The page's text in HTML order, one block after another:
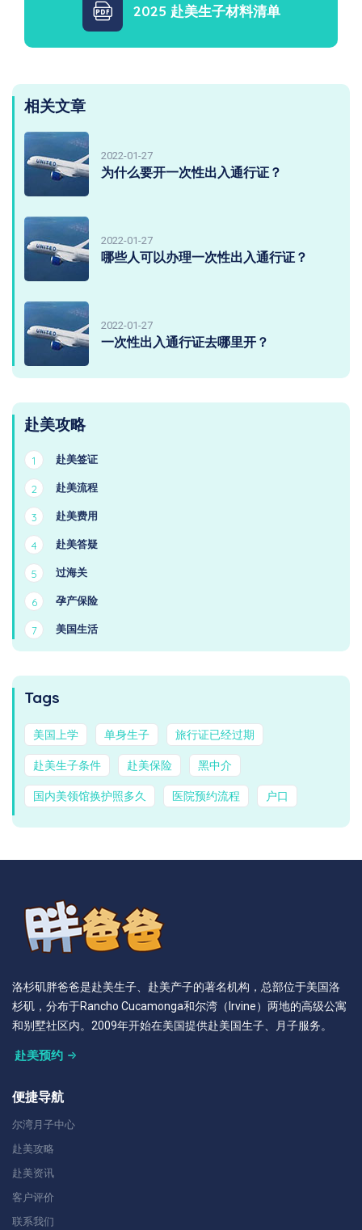
2025 赴美生子材料清单
相关文章
2022-01-27
为什么要开一次性出入通行证？
2022-01-27
哪些人可以办理一次性出入通行证？
2022-01-27
一次性出入通行证去哪里开？
赴美攻略
1 赴美签证
2 赴美流程
3 赴美费用
4 赴美答疑
5 过海关
6 孕产保险
7 美国生活
Tags
美国上学 单身生子 旅行证已经过期
赴美生子条件 赴美保险 黑中介
国内美领馆换护照多久 医院预约流程 户口
洛杉矶胖爸爸是赴美生子、赴美产子的著名机构，总部位于美国洛
杉矶，分布于Rancho Cucamonga和尔湾（Irvine）两地的高级公寓
和别墅社区内。2009年开始在美国提供赴美国生子、月子服务。
赴美预约
便捷导航
尔湾月子中心
赴美攻略
赴美资讯
客户评价
联系我们